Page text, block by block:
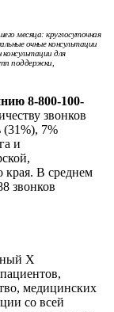
месяца: круглосуточная
очные консультации
для
поддержки,
8-800-100-
звонков
(31%), 7%
и
края. В среднем
звонков
X
медицинских
со всей